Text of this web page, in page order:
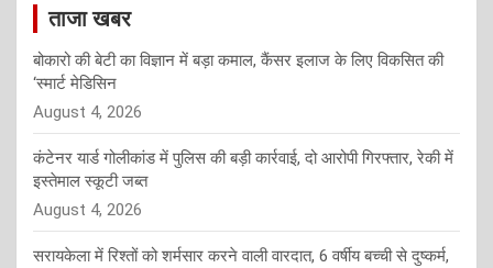
ताजा खबर
बोकारो की बेटी का विज्ञान में बड़ा कमाल, कैंसर इलाज के लिए विकसित की
‘स्मार्ट मेडिसिन
August 4, 2026
कंटेनर यार्ड गोलीकांड में पुलिस की बड़ी कार्रवाई, दो आरोपी गिरफ्तार, रेकी में
इस्तेमाल स्कूटी जब्त
August 4, 2026
सरायकेला में रिश्तों को शर्मसार करने वाली वारदात, 6 वर्षीय बच्ची से दुष्कर्म,